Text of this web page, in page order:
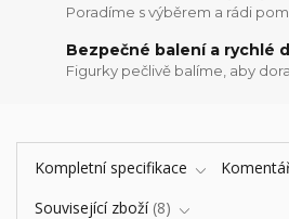
Poradíme s výběrem a rádi
Bezpečné balení a rychlé
Figurky pečlivě balíme, aby
Kompletní specifikace
Související zboží 8